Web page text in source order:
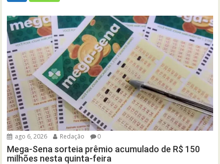
ago 6, 2026 Redação 0
Mega-Sena sorteia prêmio acumulado de R$ 150
milhões nesta quinta-feira